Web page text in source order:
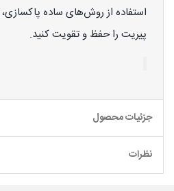
استفاده از روش‌های ساده
پیریت را حفظ و تقویت کنید.
جزئیات محصول
نظرات